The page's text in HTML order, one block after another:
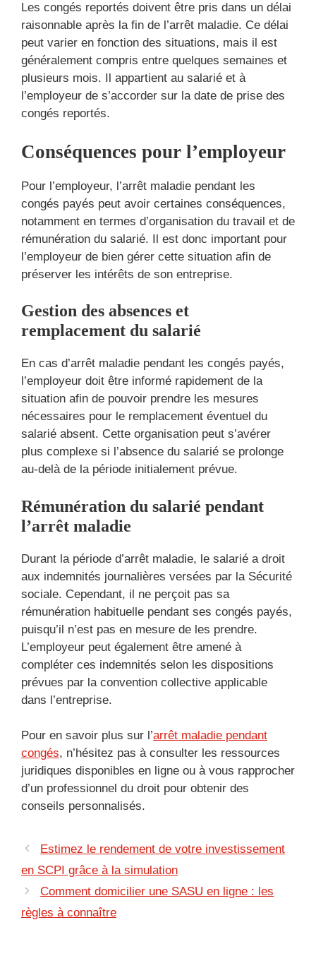
Les congés reportés doivent être pris dans un délai
raisonnable après la fin de l’arrêt maladie. Ce délai
peut varier en fonction des situations, mais il est
généralement compris entre quelques semaines et
plusieurs mois. Il appartient au salarié et à
l’employeur de s’accorder sur la date de prise des
congés reportés.
Conséquences pour l’employeur
Pour l’employeur, l’arrêt maladie pendant les
congés payés peut avoir certaines conséquences,
notamment en termes d’organisation du travail et de
rémunération du salarié. Il est donc important pour
l’employeur de bien gérer cette situation afin de
préserver les intérêts de son entreprise.
Gestion des absences et
remplacement du salarié
En cas d’arrêt maladie pendant les congés payés,
l’employeur doit être informé rapidement de la
situation afin de pouvoir prendre les mesures
nécessaires pour le remplacement éventuel du
salarié absent. Cette organisation peut s’avérer
plus complexe si l’absence du salarié se prolonge
au-delà de la période initialement prévue.
Rémunération du salarié pendant
l’arrêt maladie
Durant la période d’arrêt maladie, le salarié a droit
aux indemnités journalières versées par la Sécurité
sociale. Cependant, il ne perçoit pas sa
rémunération habituelle pendant ses congés payés,
puisqu’il n’est pas en mesure de les prendre.
L’employeur peut également être amené à
compléter ces indemnités selon les dispositions
prévues par la convention collective applicable
dans l’entreprise.
Pour en savoir plus sur l’arrêt maladie pendant
congés, n’hésitez pas à consulter les ressources
juridiques disponibles en ligne ou à vous rapprocher
d’un professionnel du droit pour obtenir des
conseils personnalisés.
Estimez le rendement de votre investissement
en SCPI grâce à la simulation
Comment domicilier une SASU en ligne : les
règles à connaître